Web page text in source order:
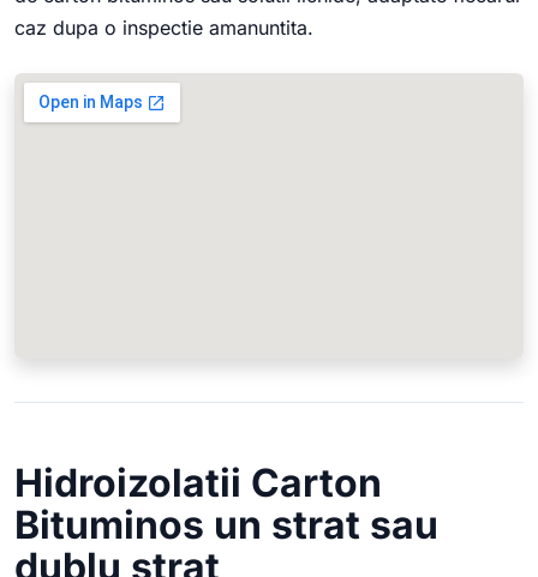
caz dupa o inspectie amanuntita.
Hidroizolatii Carton
Bituminos un strat sau
dublu strat